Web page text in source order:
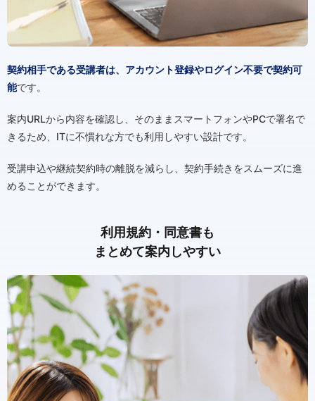
契約相手である受講者は、アカウント登録やログイン不要で契約可
能です。
案内URLから内容を確認し、そのままスマートフォンやPCで署名で
きるため、ITに不慣れな方でも利用しやすい設計です。
受講申込や継続契約時の離脱を減らし、契約手続きをスムーズに進
めることができます。
利用規約・同意書も
まとめて案内しやすい